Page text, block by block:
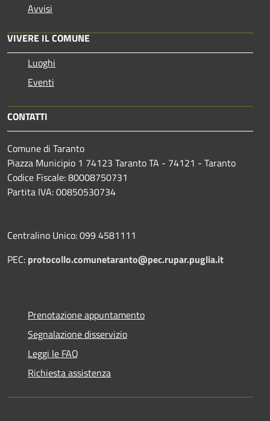
Avvisi
VIVERE IL COMUNE
Luoghi
Eventi
CONTATTI
Comune di Taranto
Piazza Municipio 1 74123 Taranto TA - 74121 - Taranto
Codice Fiscale: 80008750731
Partita IVA: 00850530734
Centralino Unico: 099 4581111
PEC: protocollo.comunetaranto@pec.rupar.puglia.it
Prenotazione appuntamento
Segnalazione disservizio
Leggi le FAQ
Richiesta assistenza